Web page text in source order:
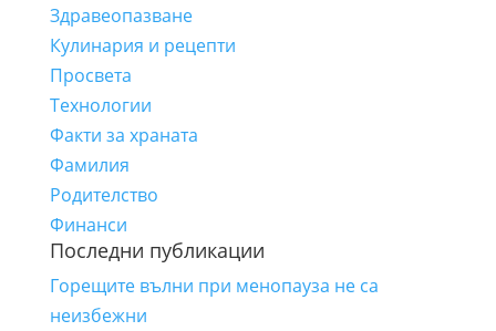
Здравеопазване
Кулинария и рецепти
Просвета
Технологии
Факти за храната
Фамилия
Родителство
Финанси
Последни публикации
Горещите вълни при менопауза не са
неизбежни